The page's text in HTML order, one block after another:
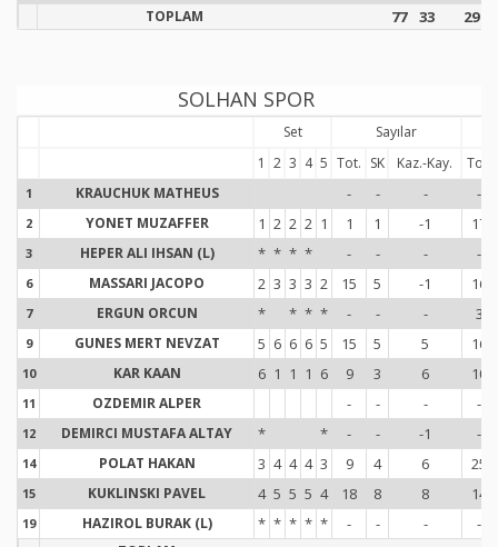
TOPLAM 77 33 29
SOLHAN SPOR
Set Sayılar
1 2 3 4 5 Tot. SK Kaz.-Kay. Tot.
1 KRAUCHUK MATHEUS - - - -
2 YONET MUZAFFER 1 2 2 2 1 1 1 -1 17
3 HEPER ALI IHSAN (L) * * * * - - - -
6 MASSARI JACOPO 2 3 3 3 2 15 5 -1 16
7 ERGUN ORCUN * * * * - - - 3
9 GUNES MERT NEVZAT 5 6 6 6 5 15 5 5 16
10 KAR KAAN 6 1 1 1 6 9 3 6 10
11 OZDEMIR ALPER - - - -
12 DEMIRCI MUSTAFA ALTAY * * - - -1 -
14 POLAT HAKAN 3 4 4 4 3 9 4 6 25
15 KUKLINSKI PAVEL 4 5 5 5 4 18 8 8 14
19 HAZIROL BURAK (L) * * * * * - - - -